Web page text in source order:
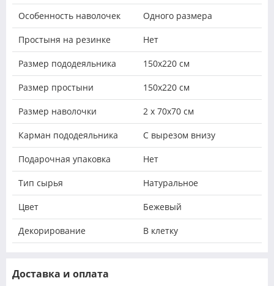
Особенность наволочек Одного размера
Простыня на резинке Нет
Размер пододеяльника 150х220 см
Размер простыни 150х220 см
Размер наволочки 2 х 70х70 см
Карман пододеяльника С вырезом внизу
Подарочная упаковка Нет
Тип сырья Натуральное
Цвет Бежевый
Декорирование В клетку
Доставка и оплата